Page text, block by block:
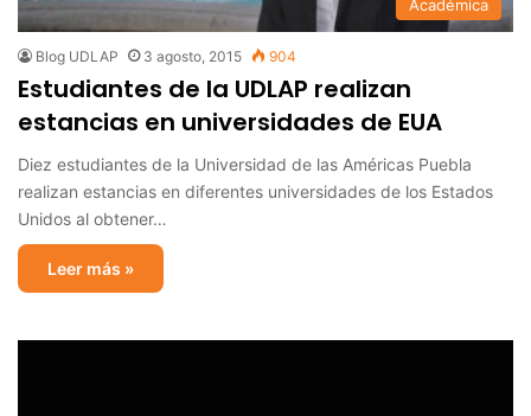
Académica
Blog UDLAP 3 agosto, 2015 904
Estudiantes de la UDLAP realizan
estancias en universidades de EUA
Diez estudiantes de la Universidad de las Américas Puebla
realizan estancias en diferentes universidades de los Estados
Unidos al obtener…
Leer más »